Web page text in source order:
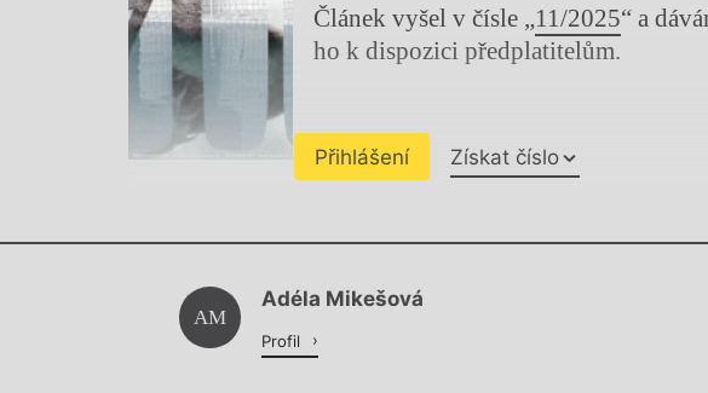
Článek vyšel v čísle „11/2025“ a
ho k dispozici předplatitelům.
Přihlášení Získat číslo
Chviličku.
AM
Adéla Mikešová
Profil